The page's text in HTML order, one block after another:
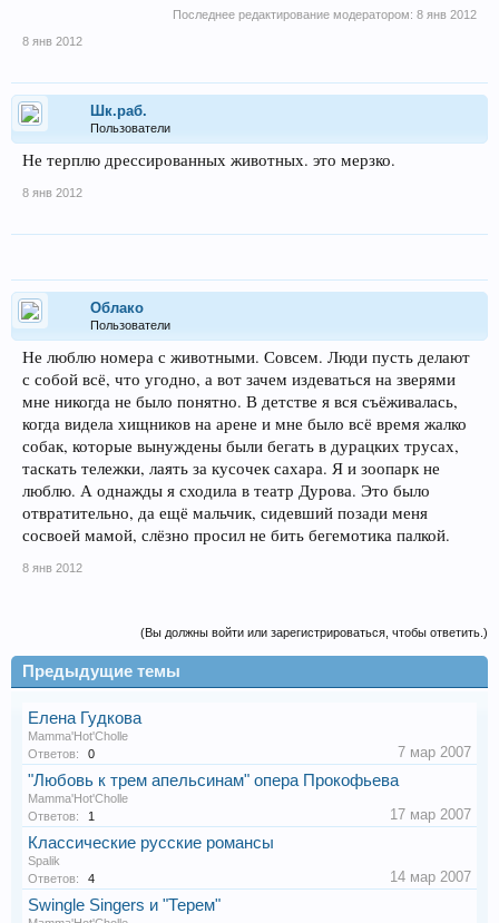
Последнее редактирование модератором: 8 янв 2012
8 янв 2012
Шк.раб.
Пользователи
Не терплю дрессированных животных. это мерзко.
8 янв 2012
Облако
Пользователи
Не люблю номера с животными. Совсем. Люди пусть делают
с собой всё, что угодно, а вот зачем издеваться на зверями
мне никогда не было понятно. В детстве я вся съёживалась,
когда видела хищников на арене и мне было всё время жалко
собак, которые вынуждены были бегать в дурацких трусах,
таскать тележки, лаять за кусочек сахара. Я и зоопарк не
люблю. А однажды я сходила в театр Дурова. Это было
отвратительно, да ещё мальчик, сидевший позади меня
сосвоей мамой, слёзно просил не бить бегемотика палкой.
8 янв 2012
(Вы должны войти или зарегистрироваться, чтобы ответить.)
Предыдущие темы
Елена Гудкова
Mamma'Hot'Cholle
Ответов:
0 7 мар 2007
"Любовь к трем апельсинам" опера Прокофьева
Mamma'Hot'Cholle
Ответов:
1 17 мар 2007
Классические русские романсы
Spalik
Ответов:
4 14 мар 2007
Swingle Singers и "Терем"